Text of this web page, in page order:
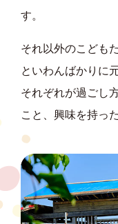
す。
それ以外のこども
といわんばかりに
それぞれが過ごし
こと、興味を持っ